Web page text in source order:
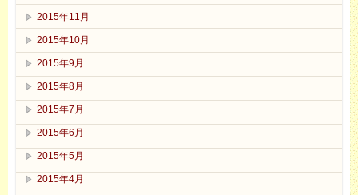
2015年11月
2015年10月
2015年9月
2015年8月
2015年7月
2015年6月
2015年5月
2015年4月